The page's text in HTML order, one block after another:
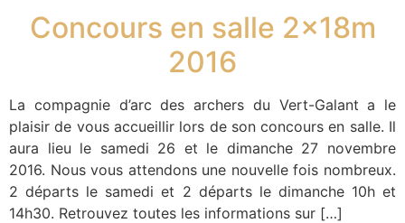
Concours en salle 2x18m
2016
La compagnie d’arc des archers du Vert-Galant a le
plaisir de vous accueillir lors de son concours en salle. Il
aura lieu le samedi 26 et le dimanche 27 novembre
2016. Nous vous attendons une nouvelle fois nombreux.
2 départs le samedi et 2 départs le dimanche 10h et
14h30. Retrouvez toutes les informations sur […]